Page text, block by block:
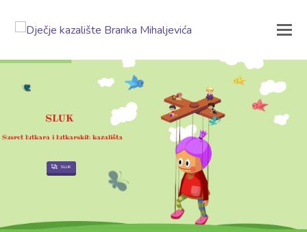
SLUK
Susret lutkara i lutkarskih kazališta
SLUK